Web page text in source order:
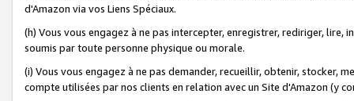
d'Amazon via vos Liens Spéciaux.
(h) Vous vous engagez à ne pas intercepter, enregistrer, rediriger,
soumis par toute personne physique ou morale.
(i) Vous vous engagez à ne pas demander, recueillir, obtenir, stocker,
compte utilisées par nos clients en relation avec un Site d'Amazon (y